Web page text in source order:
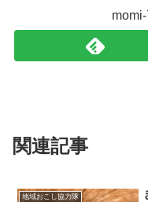
関連記事
地域おこし協力隊